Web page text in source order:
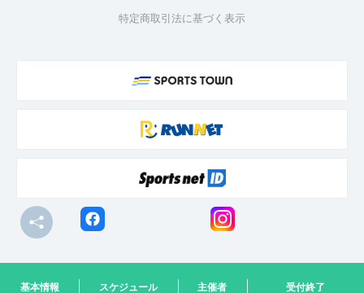
基本情報 スケジュール 主催者 受付終了
特定商取引法に基づく表示